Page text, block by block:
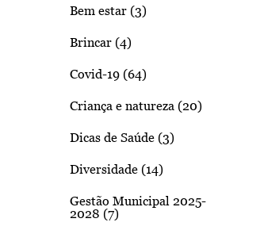
Bem estar (3)
Brincar (4)
Covid-19 (64)
Criança e natureza (20)
Dicas de Saúde (3)
Diversidade (14)
Gestão Municipal 2025-
2028 (7)